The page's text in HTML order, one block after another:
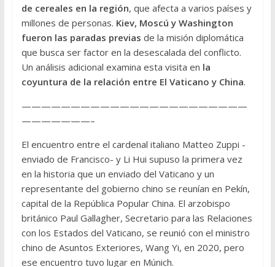
de cereales en la región, que afecta a varios países y
millones de personas. Kiev, Moscú y Washington
fueron las paradas previas de la misión diplomática
que busca ser factor en la desescalada del conflicto.
Un análisis adicional examina esta visita en la
coyuntura de la relación entre El Vaticano y China.
———————————————————————
———————–
El encuentro entre el cardenal italiano Matteo Zuppi -
enviado de Francisco- y Li Hui supuso la primera vez
en la historia que un enviado del Vaticano y un
representante del gobierno chino se reunían en Pekín,
capital de la República Popular China. El arzobispo
británico Paul Gallagher, Secretario para las Relaciones
con los Estados del Vaticano, se reunió con el ministro
chino de Asuntos Exteriores, Wang Yi, en 2020, pero
ese encuentro tuvo lugar en Múnich.